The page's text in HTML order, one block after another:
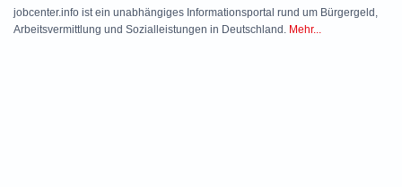
jobcenter.info ist ein unabhängiges Informationsportal rund um Bürgergeld,
Arbeitsvermittlung und Sozialleistungen in Deutschland. Mehr...